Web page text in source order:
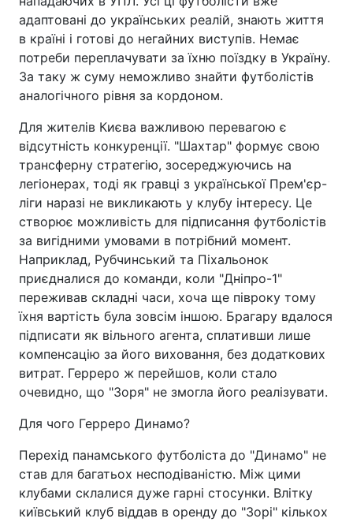
адаптовані до українських реалій, знають життя
в країні і готові до негайних виступів. Немає
потреби переплачувати за їхню поїздку в Україну.
За таку ж суму неможливо знайти футболістів
аналогічного рівня за кордоном.
Для жителів Києва важливою перевагою є
відсутність конкуренції. "Шахтар" формує свою
трансферну стратегію, зосереджуючись на
легіонерах, тоді як гравці з української Прем'єр-
ліги наразі не викликають у клубу інтересу. Це
створює можливість для підписання футболістів
за вигідними умовами в потрібний момент.
Наприклад, Рубчинський та Піхальонок
приєдналися до команди, коли "Дніпро-1"
переживав складні часи, хоча ще півроку тому
їхня вартість була зовсім іншою. Брагару вдалося
підписати як вільного агента, сплативши лише
компенсацію за його виховання, без додаткових
витрат. Герреро ж перейшов, коли стало
очевидно, що "Зоря" не змогла його реалізувати.
Для чого Герреро Динамо?
Перехід панамського футболіста до "Динамо" не
став для багатьох несподіваністю. Між цими
клубами склалися дуже гарні стосунки. Влітку
київський клуб віддав в оренду до "Зорі" кількох